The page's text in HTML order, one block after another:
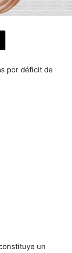
por déficit de
un